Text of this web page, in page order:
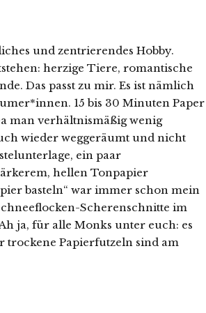
und zentrierendes Hobby.
herzige Tiere, romantische
Das passt zu mir. Es ist nämlich
15 bis 30 Minuten Paper
man verhältnismäßig wenig
wieder weggeräumt und nicht
ein paar
hellen Tonpapier
basteln“ war immer schon mein
Scherenschnitte im
ja, für alle Monks unter euch: es
trockene Papierfutzeln sind am